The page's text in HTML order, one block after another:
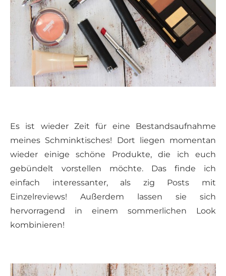
Es ist wieder Zeit für eine Bestandsaufnahme
meines Schminktisches! Dort liegen momentan
wieder einige schöne Produkte, die ich euch
gebündelt vorstellen möchte. Das finde ich
einfach interessanter, als zig Posts mit
Einzelreviews! Außerdem lassen sie sich
hervorragend in einem sommerlichen Look
kombinieren!